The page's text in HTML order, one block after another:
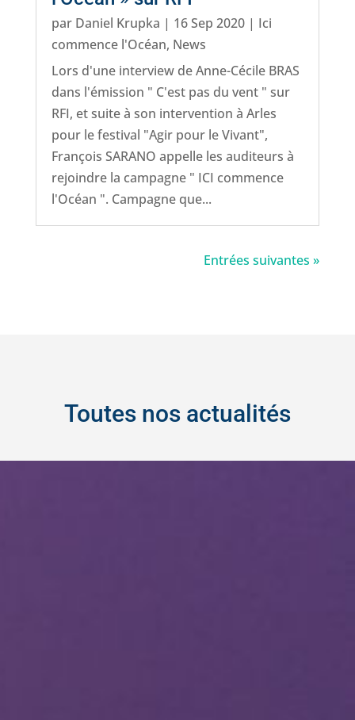
par Daniel Krupka | 16 Sep 2020| Ici
commence l'Océan, News
Lors d'une interview de Anne-Cécile BRAS
dans l'émission " C'est pas du vent " sur
RFI, et suite à son intervention à Arles
pour le festival "Agir pour le Vivant",
François SARANO appelle les auditeurs à
rejoindre la campagne " ICI commence
l'Océan ". Campagne que...
Entrées suivantes »
Toutes nos actualités